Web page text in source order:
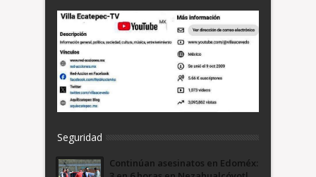
Seguridad
Continúan asesinatos en Edoméx: